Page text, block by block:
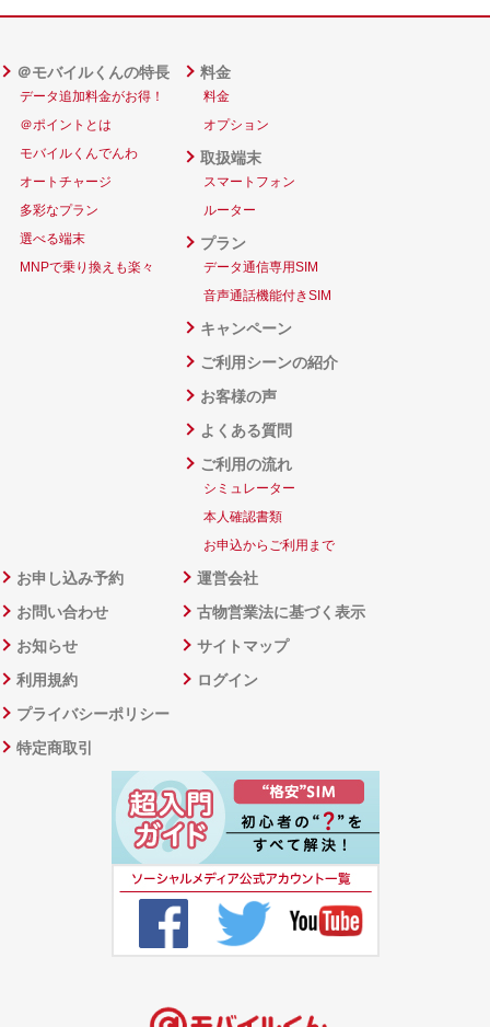
＠モバイルくんの特長
データ追加料金がお得！
＠ポイントとは
モバイルくんでんわ
オートチャージ
多彩なプラン
選べる端末
MNPで乗り換えも楽々
料金
料金
オプション
取扱端末
スマートフォン
ルーター
プラン
データ通信専用SIM
音声通話機能付きSIM
キャンペーン
ご利用シーンの紹介
お客様の声
よくある質問
ご利用の流れ
シミュレーター
本人確認書類
お申込からご利用まで
お申し込み予約
お問い合わせ
お知らせ
利用規約
プライバシーポリシー
特定商取引
運営会社
古物営業法に基づく表示
サイトマップ
ログイン